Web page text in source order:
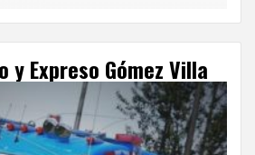
y Expreso Gómez Villa